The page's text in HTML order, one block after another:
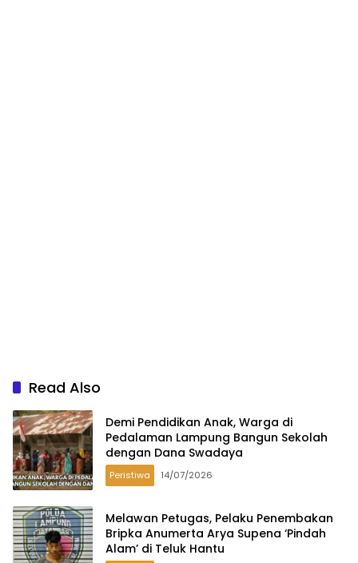
Read Also
Demi Pendidikan Anak, Warga di
Pedalaman Lampung Bangun Sekolah
dengan Dana Swadaya
Peristiwa 14/07/2026
Melawan Petugas, Pelaku Penembakan
Bripka Anumerta Arya Supena ‘Pindah
Alam’ di Teluk Hantu